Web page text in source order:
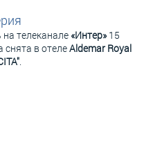
телеканале «Интер»15
снята в отелеAldemar Royal
.